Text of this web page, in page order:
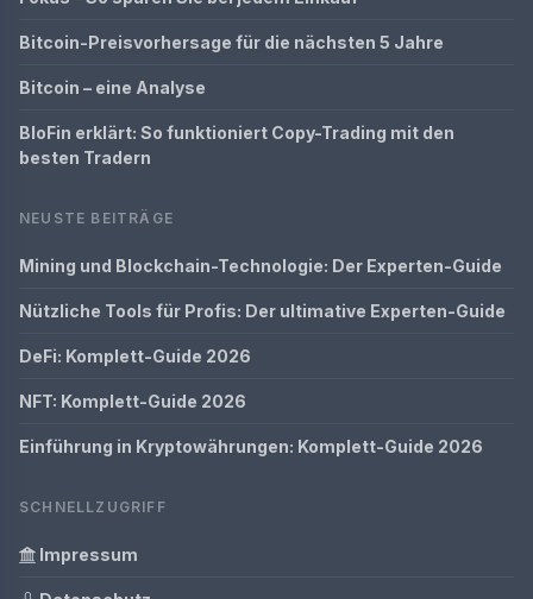
Bitcoin-Preisvorhersage für die nächsten 5 Jahre
Bitcoin – eine Analyse
BloFin erklärt: So funktioniert Copy-Trading mit den
besten Tradern
NEUSTE BEITRÄGE
Mining und Blockchain-Technologie: Der Experten-Guide
Nützliche Tools für Profis: Der ultimative Experten-Guide
DeFi: Komplett-Guide 2026
NFT: Komplett-Guide 2026
Einführung in Kryptowährungen: Komplett-Guide 2026
SCHNELLZUGRIFF
Impressum